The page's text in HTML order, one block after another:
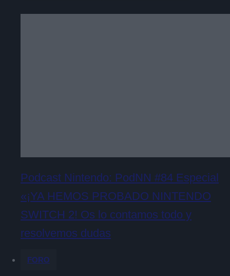
Podcast Nintendo: PodNN #84 Especial
«¡YA HEMOS PROBADO NINTENDO
SWITCH 2! Os lo contamos todo y
resolvemos dudas
FORO